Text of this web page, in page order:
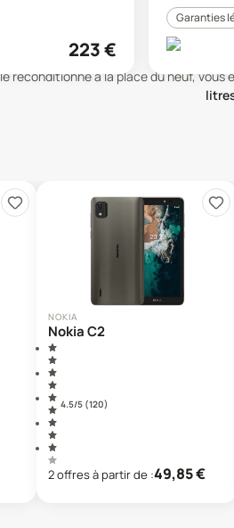
223€
Garanties
reconditionné à la place du neuf, vous
NOKIA
Nokia C2
4.5/5 (120)
2offresà partir de :49,85€